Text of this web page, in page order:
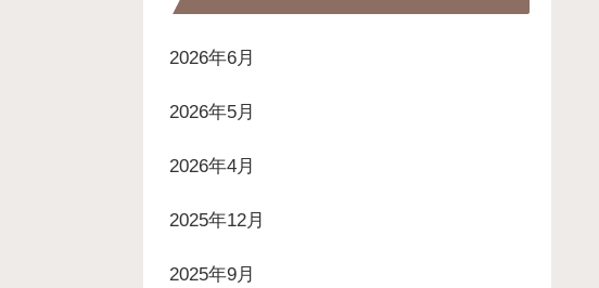
2026年6月
2026年5月
2026年4月
2025年12月
2025年9月